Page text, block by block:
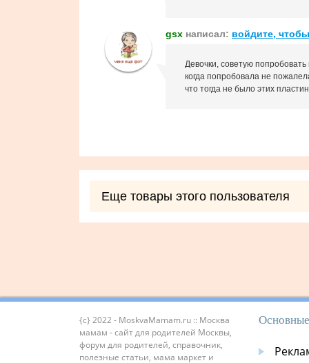
gsx написал: войдите,
Девочки, советую
когда попробовала не
что тогда не было этих
Еще товары этого пользователя
{c} 2022 - MoskvaMamam.ru :: Москва
мамам - сайт для родителей Москвы,
форум для родителей, справочник,
полезные статьи, мама маркет и